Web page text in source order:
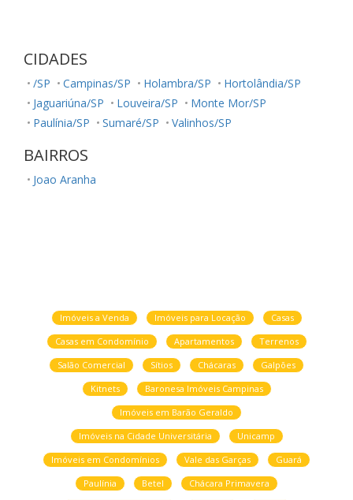
CIDADES
/SP Campinas/SP Holambra/SP
Hortolândia/SP
Jaguariúna/SP
Louveira/SP
Monte Mor/SP
Paulínia/SP
Sumaré/SP Valinhos/SP
BAIRROS
Joao Aranha
Imóveis a Venda Imóveis para Locação
Casas
Casas em Condomínio
Apartamentos
Terrenos
Salão Comercial
Sítios Chácaras
Galpões
Kitnets
Baronesa Imóveis Campinas
Imóveis em Barão Geraldo
Imóveis na Cidade Universitária
Unicamp
Imóveis em Condomínios
Vale das Garças
Guará
Paulínia
Betel
Chácara Primavera